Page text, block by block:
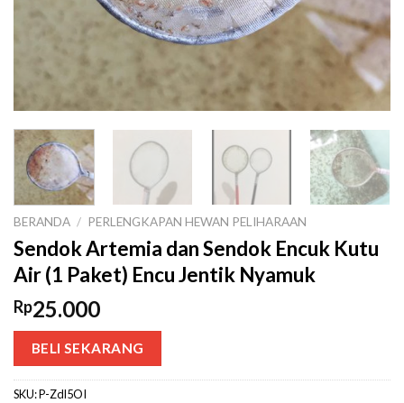
BERANDA / PERLENGKAPAN HEWAN PELIHARAAN
Sendok Artemia dan Sendok Encuk Kutu
Air (1 Paket) Encu Jentik Nyamuk
Rp25.000
BELI SEKARANG
SKU:P-Zdl5OI